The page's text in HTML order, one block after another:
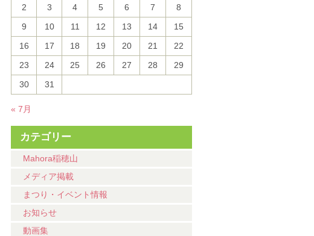
2
3 4 5 6 7
8
9
10 11 12 13 14
15
16
17 18 19 20 21
22
23
24 25 26 27 28
29
30
31
« 7月
カテゴリー
Mahora稲穂山
メディア掲載
まつり・イベント情報
お知らせ
動画集